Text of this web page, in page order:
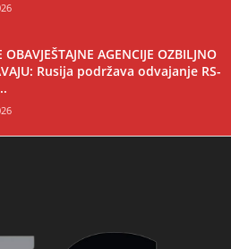
OBAVJEŠTAJNE AGENCIJE OZBILJNO
Rusija podržava odvajanje RS-